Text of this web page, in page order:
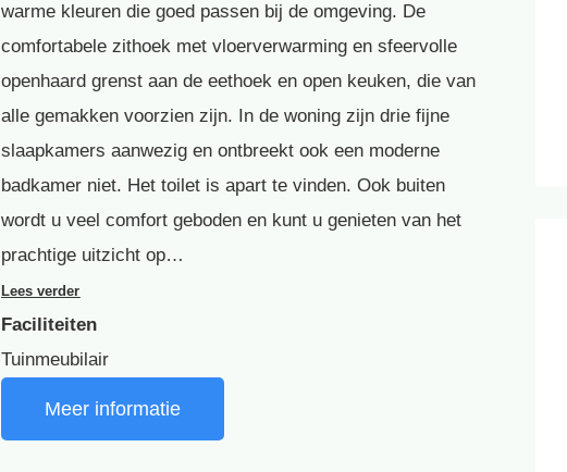
warme kleuren die goed passen bij de omgeving. De
comfortabele zithoek met vloerverwarming en sfeervolle
openhaard grenst aan de eethoek en open keuken, die van
alle gemakken voorzien zijn. In de woning zijn drie fijne
slaapkamers aanwezig en ontbreekt ook een moderne
badkamer niet. Het toilet is apart te vinden. Ook buiten
wordt u veel comfort geboden en kunt u genieten van het
prachtige uitzicht op…
Lees verder
Faciliteiten
Tuinmeubilair
Meer informatie